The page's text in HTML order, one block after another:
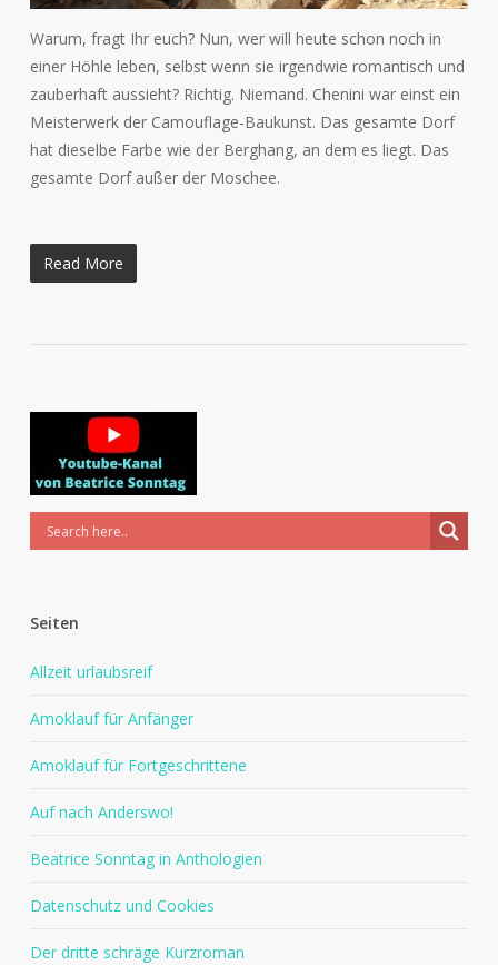
Warum, fragt Ihr euch? Nun, wer will heute schon noch in
einer Höhle leben, selbst wenn sie irgendwie romantisch und
zauberhaft aussieht? Richtig. Niemand. Chenini war einst ein
Meisterwerk der Camouflage-Baukunst. Das gesamte Dorf
hat dieselbe Farbe wie der Berghang, an dem es liegt. Das
gesamte Dorf außer der Moschee.
Read More
Seiten
Allzeit urlaubsreif
Amoklauf für Anfänger
Amoklauf für Fortgeschrittene
Auf nach Anderswo!
Beatrice Sonntag in Anthologien
Datenschutz und Cookies
Der dritte schräge Kurzroman